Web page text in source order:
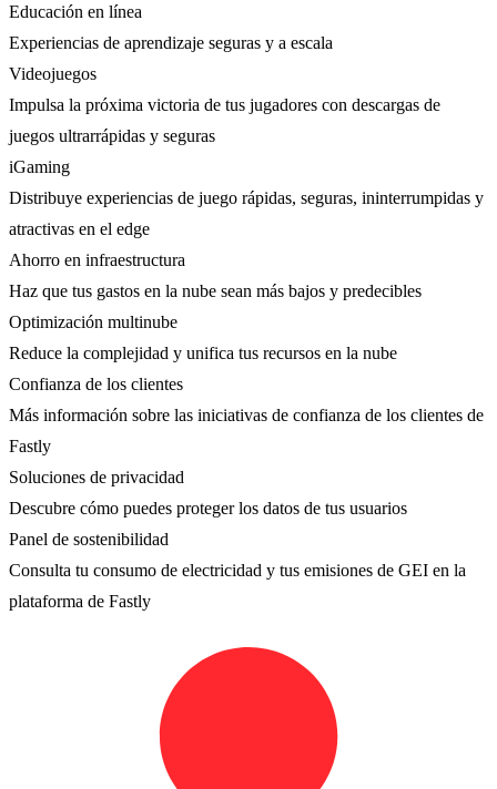
Educación en línea
Experiencias de aprendizaje seguras y a escala
Videojuegos
Impulsa la próxima victoria de tus jugadores con descargas de
juegos ultrarrápidas y seguras
iGaming
Distribuye experiencias de juego rápidas, seguras, ininterrumpidas y
atractivas en el edge
Ahorro en infraestructura
Haz que tus gastos en la nube sean más bajos y predecibles
Optimización multinube
Reduce la complejidad y unifica tus recursos en la nube
Confianza de los clientes
Más información sobre las iniciativas de confianza de los clientes de
Fastly
Soluciones de privacidad
Descubre cómo puedes proteger los datos de tus usuarios
Panel de sostenibilidad
Consulta tu consumo de electricidad y tus emisiones de GEI en la
plataforma de Fastly